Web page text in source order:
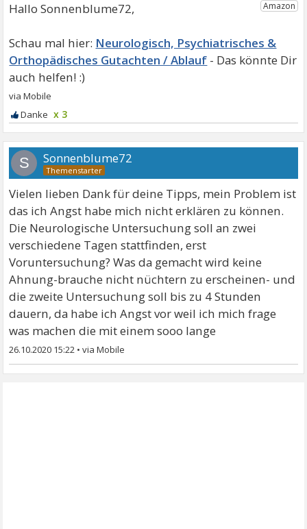
Hallo Sonnenblume72,
Neurologisch, Psychiatrisches &
Orthopädisches Gutachten / Ablauf
x 3
S Sonnenblume72
Vielen lieben Dank für deine Tipps, mein Problem ist
das ich Angst habe mich nicht erklären zu können.
Die Neurologische Untersuchung soll an zwei
verschiedene Tagen stattfinden, erst
Voruntersuchung? Was da gemacht wird keine
Ahnung-brauche nicht nüchtern zu erscheinen- und
die zweite Untersuchung soll bis zu 4 Stunden
dauern, da habe ich Angst vor weil ich mich frage
was machen die mit einem sooo lange
26.10.2020 15:22 •